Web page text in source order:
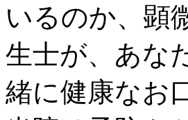
いるのか、顕
生士が、あな
緒に健康なお